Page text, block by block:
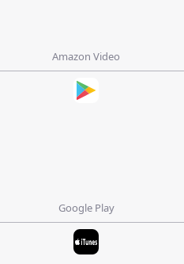
Amazon Video
Google Play